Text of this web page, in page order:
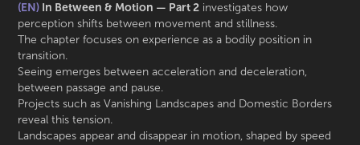
(EN) In Between & Motion — Part 2 investigates how
perception shifts between movement and stillness.
The chapter focuses on experience as a bodily position in
transition.
Seeing emerges between acceleration and deceleration,
between passage and pause.
Projects such as Vanishing Landscapes and Domestic Borders
reveal this tension.
Landscapes appear and disappear in motion, shaped by speed